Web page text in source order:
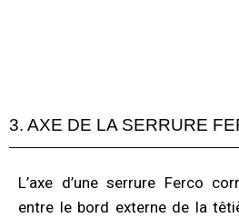
3. AXE DE LA SERRURE
L’axe d’une serrure Ferco
entre le bord externe de la